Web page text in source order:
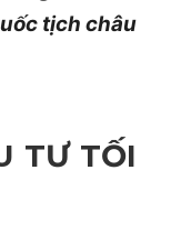
tịch châu
TƯ TỐI